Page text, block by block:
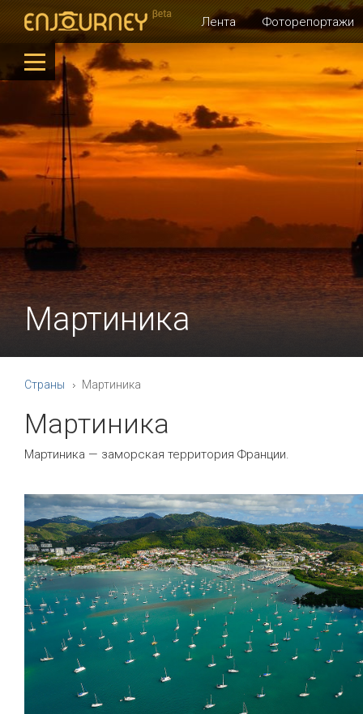
Лента Фоторепортажи
Мартиника
Страны Мартиника
Мартиника
Мартиника — заморская территория Франции.